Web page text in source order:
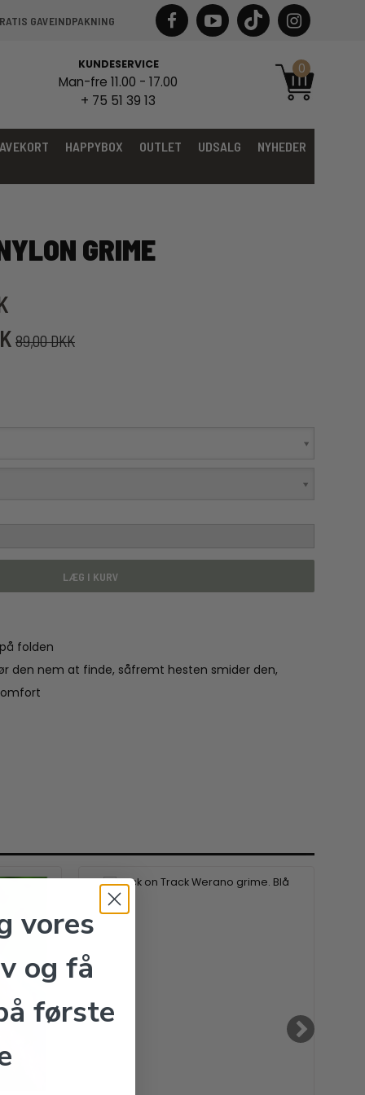
GAVEINDPAKNING
KUNDESERVICE
Man-fre 11.00 - 17.00
+ 75 51 39 13
0
HAPPYBOX OUTLET UDSALG NYHEDER
GRIME
89,00 DKK
LÆG I KURV
folden
den nem at finde, såfremt hesten smider den,
vores
og få
første